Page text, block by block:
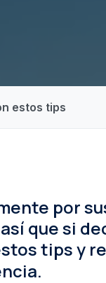
estos tips
por
que si
tips y